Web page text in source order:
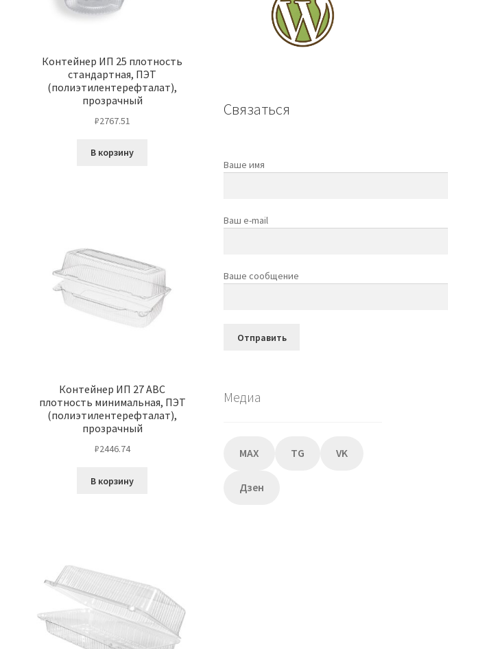
Контейнер ИП 25 плотность
стандартная, ПЭТ
(полиэтилентерефталат),
прозрачный
₽2767.51
В корзину
Контейнер ИП 27 АВС
плотность минимальная, ПЭТ
(полиэтилентерефталат),
прозрачный
₽2446.74
В корзину
Связаться
Ваше имя
Ваш e-mail
Ваше сообщение
Медиа
MAX TG VK
Дзен